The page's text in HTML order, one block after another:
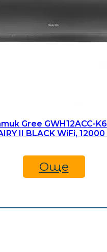
Gree GWH12ACC-
II BLACK WiFi,
Още